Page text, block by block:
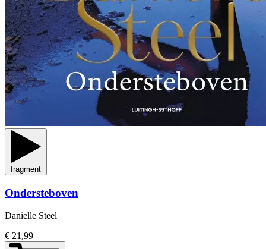
fragment
Ondersteboven
Danielle Steel
€ 21,99